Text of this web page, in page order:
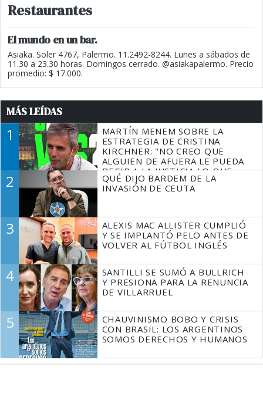
Restaurantes
El mundo en un bar.
Asiaka. Soler 4767, Palermo. 11.2492-8244. Lunes a sábados de
11.30 a 23.30 horas. Domingos cerrado. @asiakapalermo. Precio
promedio: $ 17.000.
MÁS LEÍDAS
1
MARTÍN MENEM SOBRE LA
ESTRATEGIA DE CRISTINA
KIRCHNER: "NO CREO QUE
ALGUIEN DE AFUERA LE PUEDA
DECIR A LA JUSTICIA LO QUE
TIENE QUE HACER"
2
QUÉ DIJO BARDEM DE LA
INVASIÓN DE CEUTA
3
ALEXIS MAC ALLISTER CUMPLIÓ
Y SE IMPLANTÓ PELO ANTES DE
VOLVER AL FÚTBOL INGLÉS
4
SANTILLI SE SUMÓ A BULLRICH
Y PRESIONA PARA LA RENUNCIA
DE VILLARRUEL
5
CHAUVINISMO BOBO Y CRISIS
CON BRASIL: LOS ARGENTINOS
SOMOS DERECHOS Y HUMANOS